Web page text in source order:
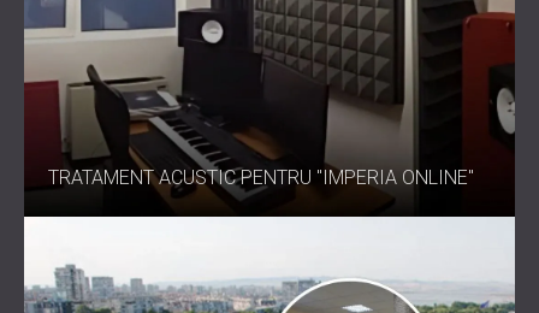
TRATAMENT ACUSTIC PENTRU "IMPERIA ONLINE"